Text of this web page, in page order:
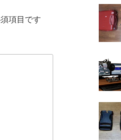
項目です